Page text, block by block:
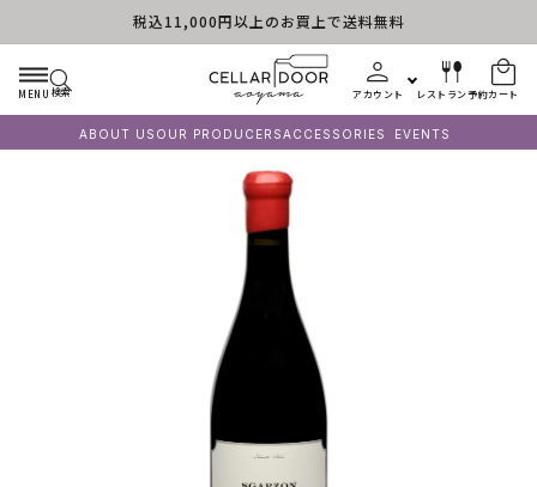
コンテンツに進む税込11,000円以上のお買上で送料無料
MENU 検索 アカウント レストラン予約カート
ABOUT US OUR PRODUCERSACCESSORIES EVENTS